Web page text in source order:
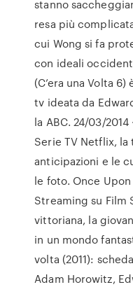
stanno
resa più
cui Wong si fa
con ideali
(C’era una Volta
tv ideata da
la ABC. 24/03/
Serie TV Netflix, la
anticipazioni e le
le foto. Once
Streaming su Film
vittoriana, la
in un mondo
volta (2011):
Adam Horowitz,